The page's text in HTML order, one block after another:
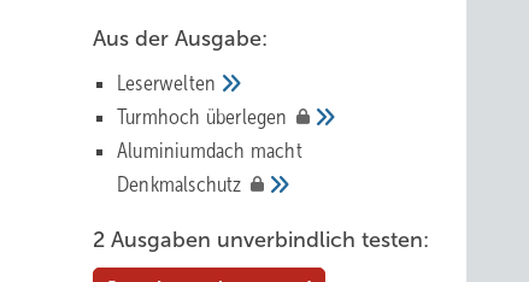
Aus der Ausgabe:
Leserwelten
Tur mhoch überlegen
Aluminiumdach macht
Denkmalschutz
2 Ausgaben unverbindlich testen: